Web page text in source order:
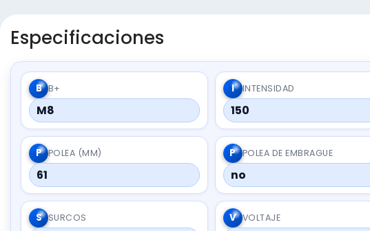
Especificaciones
B B+
M8
I INTENSIDAD
150
P POLEA (MM)
61
P POLEA DE EMBRAGUE
no
S SURCOS V VOLTAJE